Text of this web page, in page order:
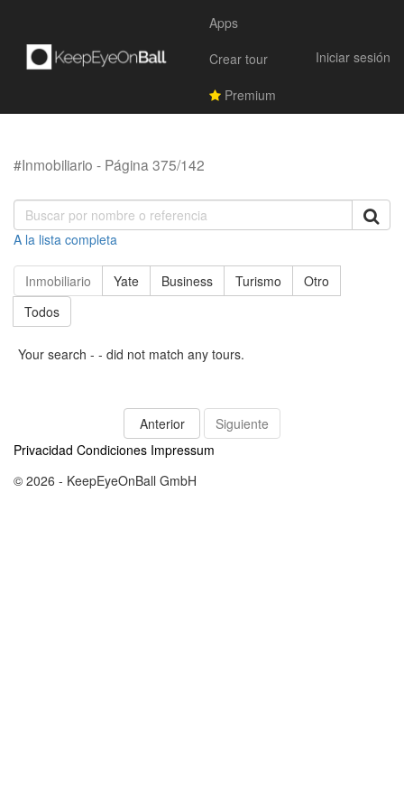
Apps
Crear tour
Premium
Iniciar sesión
#Inmobiliario - Página 375/142
A la lista completa
Inmobiliario Yate Business Turismo
Otro
Todos
Your search - - did not match any tours.
Anterior
Siguiente
Privacidad Condiciones Impressum
© 2026 - KeepEyeOnBall GmbH